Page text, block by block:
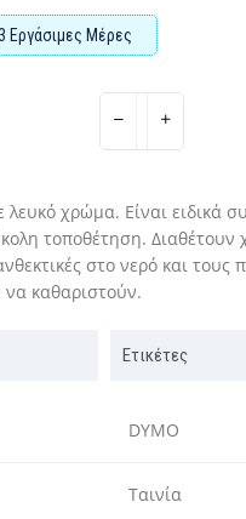
Εργάσιμες Μέρες
λευκό χρώμα. Είναι ειδικά
τοποθέτηση. Διαθέτουν
στο νερό και τους
να καθαριστούν.
Ετικέτες
DYMO
Ταινία